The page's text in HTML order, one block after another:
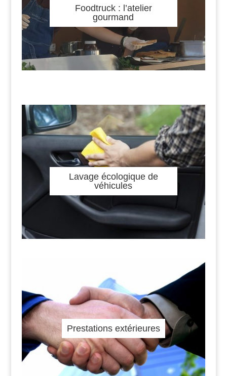
Foodtruck : l’atelier
gourmand
Lavage écologique de
véhicules
Prestations extérieures